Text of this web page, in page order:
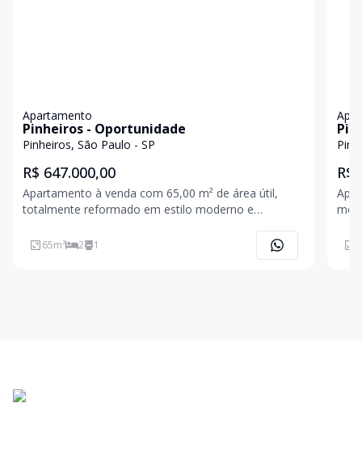
Apartamento
Pinheiros - Oportunidade
Pinheiros, São Paulo - SP
R$ 647.000,00
Apartamento à venda com 65,00 m² de área útil,
totalmente reformado em estilo moderno e
layout conta com 2 dormitórios, 1 vaga de garagem,
cozinha planejada, projeto de iluminação atualizado,
65m² 2 1
R$